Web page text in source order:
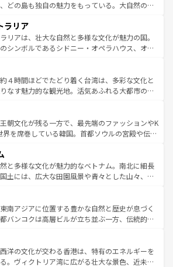
自然が広がり、グランドキャニオンやイエロー
オーリンズでは、音楽と美食が融合した独特の
。旅行者はアメリカの各地域で異なる魅力を楽
、その多様性と豊かな歴史を感じることができ
旅のスタイルだ。 なお、新着のアメリカ
テンツ一覧を参照してほしい。
どの島も独自の魅力をもっている。大自然の神
逃せない。また、定番の観光地といえばオアフ
かな自然を求めるならマウイ島やカウアイ島が
エメラルドグリーンに輝く海をはじめ、豊かな
なしの心で訪れる人々を迎えてくれるハワイの
しいローカルフードやハワイアンミュージッ
なフラダンスなど、すべてがハワイの魅力を彩
わってほしい。 なお、新着のハワイ情報
ツ一覧を参照してほしい。
ラリア
リアは、壮大な自然と多様な文化が魅力の国。
シンボルであるシドニー・オペラハウス、オー
や大陸中央部にそびえるウルル（エアーズロッ
マニアの美しい原生林やケアンズの熱帯雨林な
ろがたくさん。また、カフェやワイン、オージ
ティビティも充実しており、サーフィンやダイ
イキングなど、アウトドア好きにはたまらな
トラリアの多彩な魅力を存分に味わいつくそ
しい。
４時間ほどでたどり着く台湾は、多彩な文化と
なす魅力的な観光地。活気あふれる大都市の台
つな山岳地帯である台湾東部など、都市の喧騒
けさが共存しており、訪れる人に新しい発見と
らしてくれる。また、奥深い台湾の食文化も魅
と評判のスイーツなど、バラエティ豊かな料理
が味わえる。 なお、新着の台湾情報は コンテンツ一覧を参
い。
朝文化が残る一方で、最先端のファッションやK
界を席巻している韓国。首都ソウルの宮殿や伝統
足を延ばせば四季折々の自然美を楽しむことが
して、キムチや焼肉、絶品のストリートフード
ざまな韓国料理が待っている。夜には、韓国な
まれながら、韓国の多彩な魅力を心ゆくまで味
わってみてほしい。 なお、新着の韓国情報はコンテンツ一
てほしい。
と多様な文化が魅力的なベトナム。南北に細長
土には、広大な田園風景や青々とした山々、世
と共に伝統が息づく。ハノイの古い町並みやホ
のフランス統治時代の建物も、独特の雰囲気を
いる。また、バラエティの豊かさとおいしさで
ーやバインミー、ベトナムコーヒーなどは、ぜ
わいたい。どの地域を訪れてもあたたかい人々
迎えてくれるので、きっと忘れられない旅にな
南アジアに位置する豊かな自然と歴史が息づく
バンコクは高層ビルが立ち並ぶ一方、伝統的な
差している。北部ではチェンマイなどの山岳地
触れ合い、南部ではプーケットやクラビの美し
リゾート気分を楽しむことができる。タイ料理
洋の文化が交わる香港は、特有のエネルギーを
。ヴィクトリア湾に広がる壮大な景色、近未来